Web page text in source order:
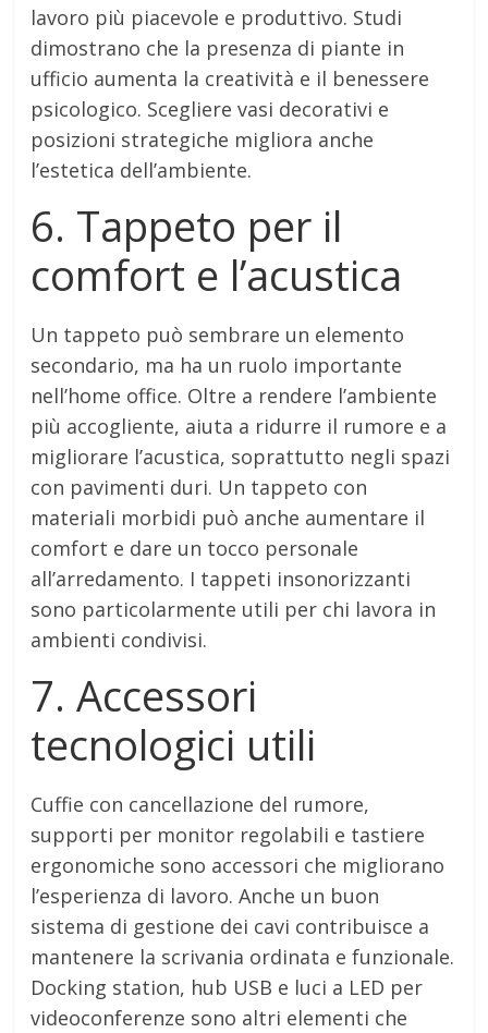
lavoro più piacevole e produttivo. Studi
dimostrano che la presenza di piante in
ufficio aumenta la creatività e il benessere
psicologico. Scegliere vasi decorativi e
posizioni strategiche migliora anche
l’estetica dell’ambiente.
6. Tappeto per il
comfort e l’acustica
Un tappeto può sembrare un elemento
secondario, ma ha un ruolo importante
nell’home office. Oltre a rendere l’ambiente
più accogliente, aiuta a ridurre il rumore e a
migliorare l’acustica, soprattutto negli spazi
con pavimenti duri. Un tappeto con
materiali morbidi può anche aumentare il
comfort e dare un tocco personale
all’arredamento. I tappeti insonorizzanti
sono particolarmente utili per chi lavora in
ambienti condivisi.
7. Accessori
tecnologici utili
Cuffie con cancellazione del rumore,
supporti per monitor regolabili e tastiere
ergonomiche sono accessori che migliorano
l’esperienza di lavoro. Anche un buon
sistema di gestione dei cavi contribuisce a
mantenere la scrivania ordinata e funzionale.
Docking station, hub USB e luci a LED per
videoconferenze sono altri elementi che